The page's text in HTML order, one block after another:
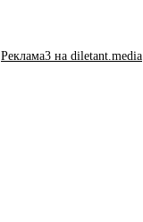
Реклама3 на diletant.media